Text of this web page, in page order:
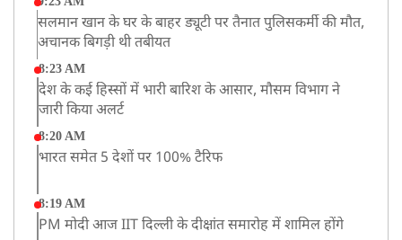
सलमान खान के घर के बाहर ड्यूटी पर तैनात पुलिसकर्मी की मौत,
अचानक बिगड़ी थी तबीयत
8:23 AM
देश के कई हिस्सों में भारी बारिश के आसार, मौसम विभाग ने
जारी किया अलर्ट
8:20 AM
भारत समेत 5 देशों पर 100% टैरिफ
8:19 AM
PM मोदी आज IIT दिल्ली के दीक्षांत समारोह में शामिल होंगे